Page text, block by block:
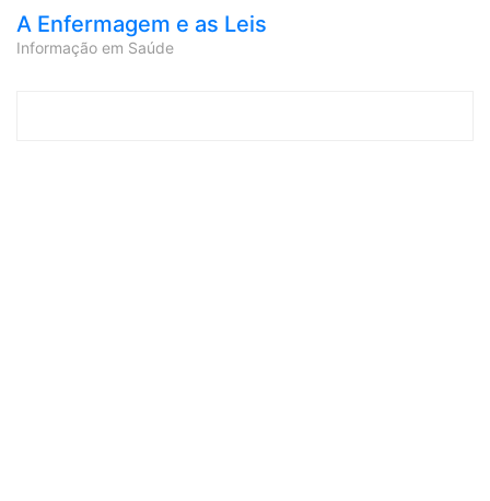
A Enfermagem e as Leis
Informação em Saúde